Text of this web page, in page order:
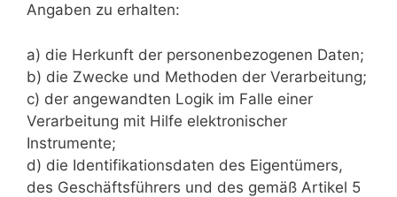
Angaben zu erhalten:
a) die Herkunft der personenbezogenen Daten;
b) die Zwecke und Methoden der Verarbeitung;
c) der angewandten Logik im Falle einer
Verarbeitung mit Hilfe elektronischer
Instrumente;
d) die Identifikationsdaten des Eigentümers,
des Geschäftsführers und des gemäß Artikel 5